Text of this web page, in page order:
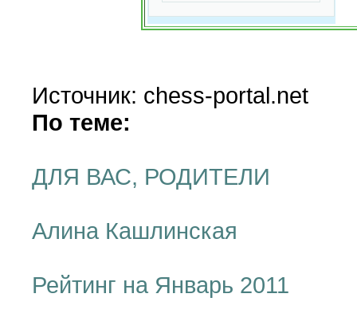
Источник: chess-portal.net
По теме:
ДЛЯ ВАС, РОДИТЕЛИ
Алина Кашлинская
Рейтинг на Январь 2011